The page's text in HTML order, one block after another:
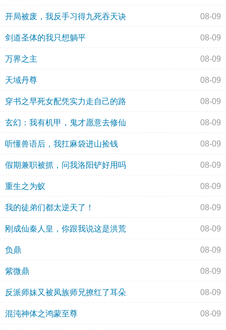
开局被废，我反手习得九死吞天诀 08-09
剑道圣体的我只想躺平 08-09
万界之主 08-09
天域丹尊 08-09
穿书之早死女配凭实力走自己的路 08-09
玄幻：我有机甲，鬼才愿意去修仙 08-09
听懂兽语后，我扛麻袋进山捡钱 08-09
假期兼职被抓，问我洛阳铲好用吗 08-09
重生之为蚁 08-09
我的徒弟们都太逆天了！ 08-09
刚成仙秦人皇，你跟我说这是洪荒 08-09
负鼎 08-09
紫微鼎 08-09
反派师妹又被凤族师兄撩红了耳朵 08-09
混沌神体之鸿蒙至尊 08-09